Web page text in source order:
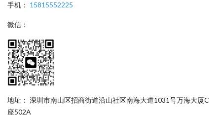
手机： 15815552225
微信：
地址： 深圳市南山区招商街道沿山社区南海大道1031号万海大厦C
座502A